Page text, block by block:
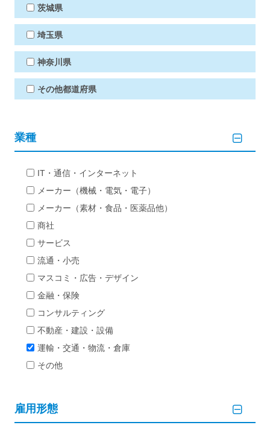
茨城県
埼玉県
神奈川県
その他都道府県
業種
IT・通信・インターネット
メーカー（機械・電気・電子）
メーカー（素材・食品・医薬品他）
商社
サービス
流通・小売
マスコミ・広告・デザイン
金融・保険
コンサルティング
不動産・建設・設備
運輸・交通・物流・倉庫
その他
雇用形態